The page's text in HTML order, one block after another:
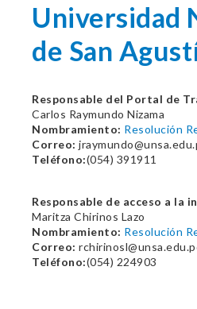
Universidad
de San
Responsable del Portal de
Carlos Raymundo Nizama
Nombramiento: Resolución
Correo:
Teléfono:(054) 391911
Responsable de acceso a la
Maritza Chirinos Lazo
Nombramiento: Resolución
Correo:
Teléfono:(054) 224903